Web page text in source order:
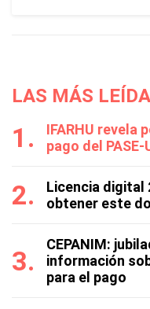
LAS MÁS
IFARHU revela
pago del PASE-
Licencia digital
obtener este
CEPANIM:
información
para el pago